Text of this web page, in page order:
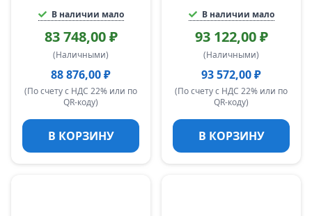
В наличии мало
83 748,00 ₽
(Наличными)
88 876,00 ₽
(По счету с НДС 22% или по
QR-коду)
В КОРЗИНУ
В наличии мало
93 122,00 ₽
(Наличными)
93 572,00 ₽
(По счету с НДС 22% или по
QR-коду)
В КОРЗИНУ